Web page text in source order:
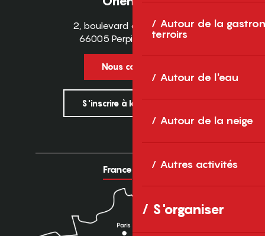
Autour de la
terroirs
Autour de l'eau
Autour de la neige
Autres activités
S'organiser
2, boulevard des Pyrénées
66005 Perpignan Cedex
Nous contacter
S'inscrire à la newsletter
France Europe